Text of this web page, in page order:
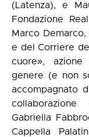
(Latenza), e
Fondazione
Marco
e del Corriere
cuore»,
genere (e non
accompagnato
Gabriella
Cappella